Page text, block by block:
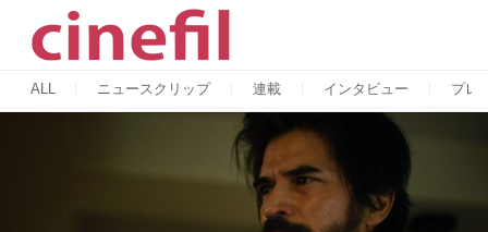
ALL ニュースクリップ 連載 インタビュー プレ